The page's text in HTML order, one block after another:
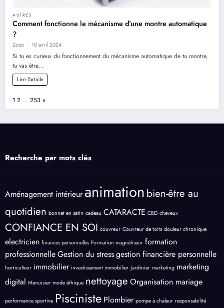
AUTRES
Comment fonctionne le mécanisme d’une montre automatique
?
Zozo 10 avril 2024
Si tu es curieux du fonctionnement du mécanisme automatique de ta montre,
tu vas être…
Lire l'article
Page:
1 2 … 253 Next
»
Recherche par mots clés
Aménagement intérieur animation bien-être au
quotidien bonnet en satin cadeau CATARACTE CBD cheveux
CONFIANCE EN SOI couvreur Couvreur de toits douleur chronique
electricien finances personnelles Formation magnétiseur formation
professionnelleGestion du stressgestion financière personnelle
horticulteur immobilier investissement immobilier Jardinier marketing marketing
digital Menuisier mode éthique nettoyage Organisation mariage
performance sportive Pisciniste Plombier pompe à chaleur responsabilité